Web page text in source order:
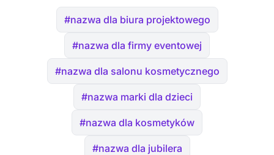
#nazwa dla biura projektowego
#nazwa dla firmy eventowej
#nazwa dla salonu kosmetycznego
#nazwa marki dla dzieci
#nazwa dla kosmetyków
#nazwa dla jubilera